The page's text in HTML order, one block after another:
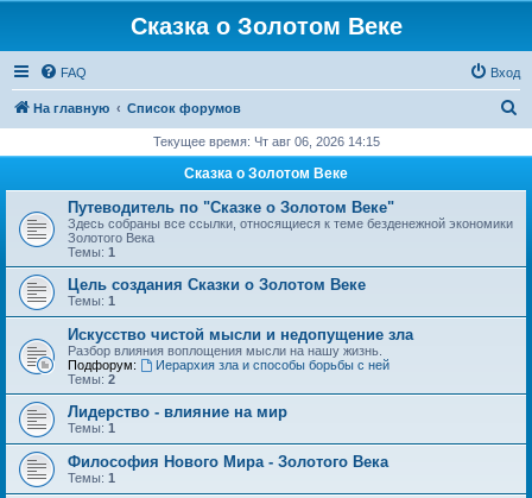
Сказка о Золотом Веке
FAQ Вход
На главную Список форумов
с
Текущее время: Чт авг 06, 2026 14:15
Сказка о Золотом Веке
Путеводитель по "Сказке о Золотом Веке"
Здесь собраны все ссылки, относящиеся к теме безденежной экономики
Золотого Века
Темы: 1
Цель создания Сказки о Золотом Веке
Темы: 1
Искусство чистой мысли и недопущение зла
Разбор влияния воплощения мысли на нашу жизнь.
Подфорум:
Иерархия зла и способы борьбы с ней
Темы: 2
Лидерство - влияние на мир
Темы: 1
Философия Нового Мира - Золотого Века
Темы: 1